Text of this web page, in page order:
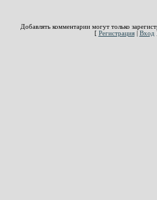
Добавлять комментарии могут только
[ Регистрация| Вход ]